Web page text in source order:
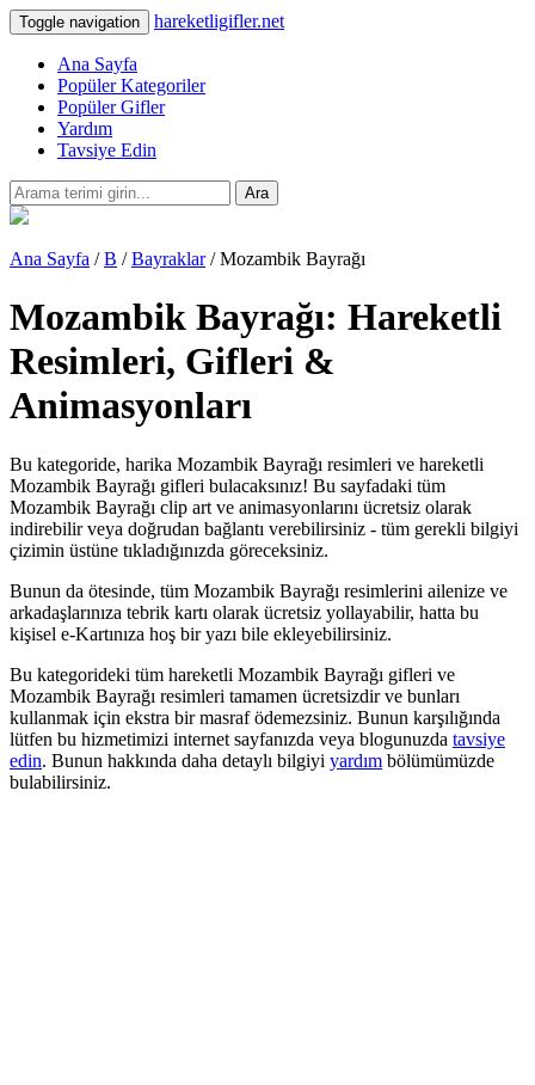
Toggle navigation hareketligifler.net
Ana Sayfa
Popüler Kategoriler
Popüler Gifler
Yardım
Tavsiye Edin
Ara
Ana Sayfa /B /Bayraklar/ Mozambik Bayrağı
Mozambik Bayrağı: Hareketli
Resimleri, Gifleri &
Animasyonları
Bu kategoride, harika Mozambik Bayrağı resimleri ve hareketli
Mozambik Bayrağı gifleri bulacaksınız! Bu sayfadaki tüm
Mozambik Bayrağı clip art ve animasyonlarını ücretsiz olarak
indirebilir veya doğrudan bağlantı verebilirsiniz - tüm gerekli bilgiyi
çizimin üstüne tıkladığınızda göreceksiniz.
Bunun da ötesinde, tüm Mozambik Bayrağı resimlerini ailenize ve
arkadaşlarınıza tebrik kartı olarak ücretsiz yollayabilir, hatta bu
kişisel e-Kartınıza hoş bir yazı bile ekleyebilirsiniz.
Bu kategorideki tüm hareketli Mozambik Bayrağı gifleri ve
Mozambik Bayrağı resimleri tamamen ücretsizdir ve bunları
kullanmak için ekstra bir masraf ödemezsiniz. Bunun karşılığında
lütfen bu hizmetimizi internet sayfanızda veya blogunuzda tavsiye
edin. Bunun hakkında daha detaylı bilgiyi yardım bölümümüzde
bulabilirsiniz.